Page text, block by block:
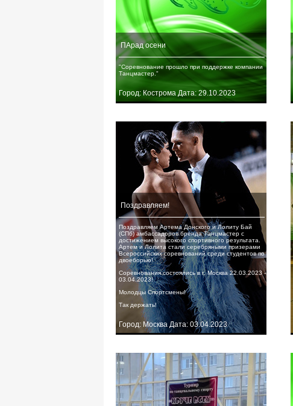
ПАрад осени
"Соревнование прошло при поддержке компании
Танцмастер."
Город: Кострома Дата: 29.10.2023
Поздравляем!
Поздравляем Артема Донского и Лолиту Бай
(СПб) амбассадоров бренда Танцмастер с
достижением высокого спортивного результата.
Артем и Лолита стали серебряными призерами
Всероссийских соревнований среди студентов по
двоеборью!
Соревнования состоялись в г. Москва 22.03.2023 -
03.04.2023!
Молодцы Спортсмены!
Так держать!
Город: Москва Дата: 03.04.2023